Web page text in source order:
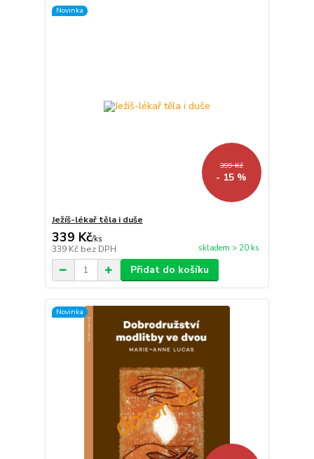
Novinka
399 Kč
- 15 %
Ježíš-lékař těla i duše
339 Kč/ks
339 Kč bez DPH skladem > 20 ks
Přidat do košíku
Novinka